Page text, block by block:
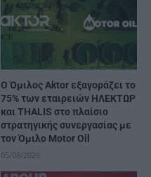
Ο Όμιλος Aktor εξαγοράζει το
75% των εταιρειών ΗΛΕΚΤΩΡ
και THALIS στο πλαίσιο
στρατηγικής συνεργασίας με
τον Όμιλο Motor Oil
05/08/2026